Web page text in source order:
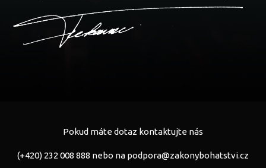
Pokud máte dotaz kontaktujte nás
(+420) 232 008 888 nebo na podpora@zakonybohatstvi.cz